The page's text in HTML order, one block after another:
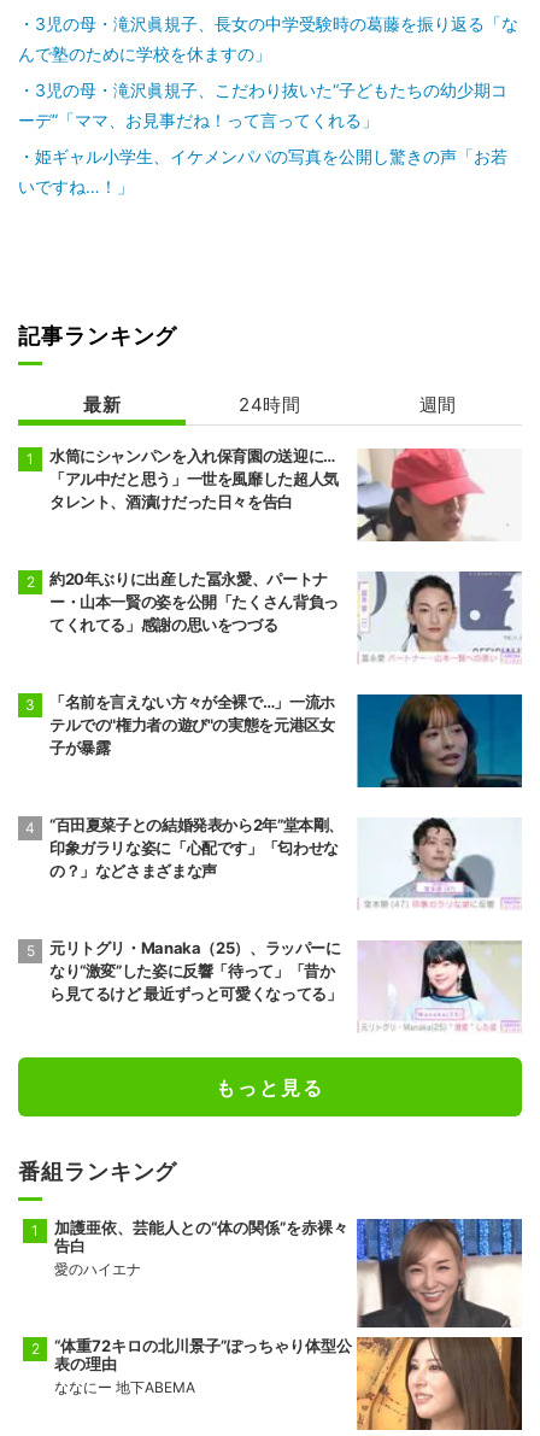
3児の母・滝沢眞規子、長女の中学受験時の葛藤を振り返る「な
んで塾のために学校を休ますの」
3児の母・滝沢眞規子、こだわり抜いた“子どもたちの幼少期コ
ーデ”「ママ、お見事だね！って言ってくれる」
姫ギャル小学生、イケメンパパの写真を公開し驚きの声「お若
いですね…！」
記事ランキング
最新 24時間 週間
水筒にシャンパンを入れ保育園の送迎に…
「アル中だと思う」一世を風靡した超人気
タレント、酒漬けだった日々を告白
約20年ぶりに出産した冨永愛、パートナ
ー・山本一賢の姿を公開「たくさん背負っ
てくれてる」感謝の思いをつづる
「名前を言えない方々が全裸で…」一流ホ
テルでの"権力者の遊び"の実態を元港区女
子が暴露
“百田夏菜子との結婚発表から2年”堂本剛、
印象ガラリな姿に「心配です」「匂わせな
の？」などさまざまな声
元リトグリ・Manaka（25）、ラッパーに
なり“激変”した姿に反響「待って」「昔か
ら見てるけど 最近ずっと可愛くなってる」
もっと見る
番組ランキング
加護亜依、芸能人との“体の関係”を赤裸々
告白
愛のハイエナ
“体重72キロの北川景子”ぽっちゃり体型公
表の理由
ななにー 地下ABEMA